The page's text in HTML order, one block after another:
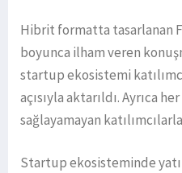
Hibrit formatta tasarlanan
boyunca ilham veren
startup ekosistemi
açısıyla aktarıldı. Ayrıca
sağlayamayan
Startup ekosisteminde